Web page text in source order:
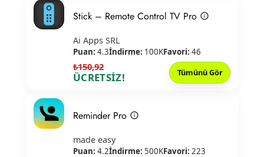
Stick – Remote Control TV Pro
Ai Apps SRL
Puan: 4.3İndirme: 100KFavori: 46
₺150,92
ÜCRETSİZ! Tümünü Gör
Reminder Pro
made easy
Puan: 4.2İndirme: 500KFavori: 223